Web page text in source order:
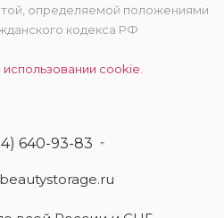
определяемой положениями
кодекса РФ
cookie.
640-93-83